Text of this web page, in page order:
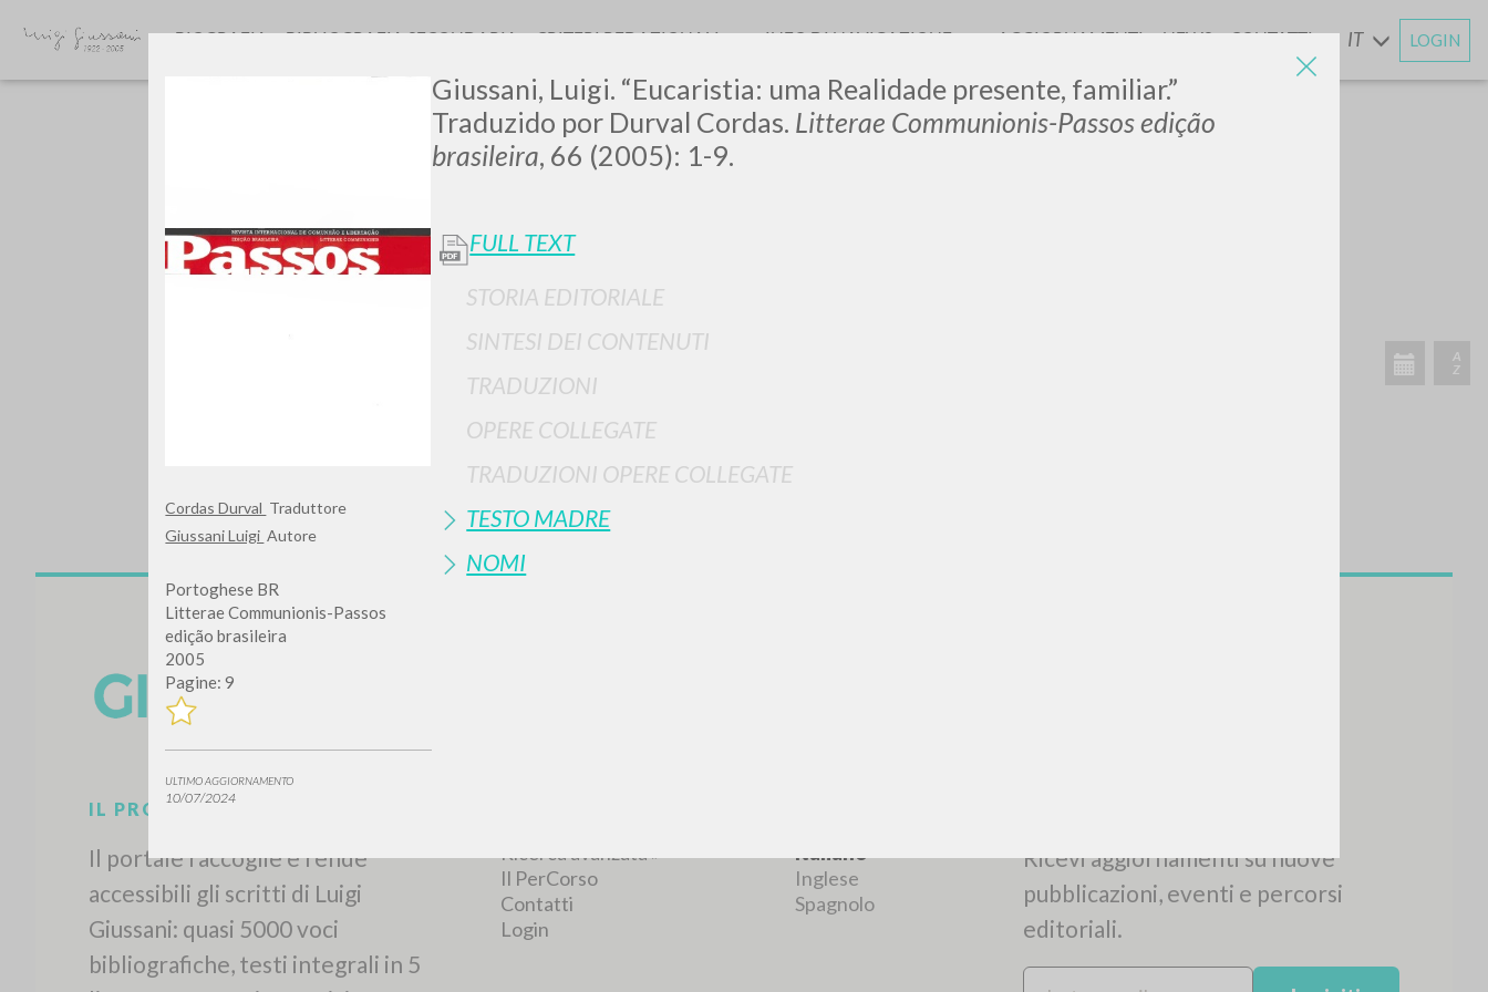
Cordas Durval Traduttore
Giussani Luigi Autore
Portoghese BR
Litterae Communionis-Passos
edição brasileira
2005
Pagine: 9
ULTIMO AGGIORNAMENTO
10/07/2024
Giussani, Luigi. “Eucaristia: uma Realidade presente, familiar.”
Traduzido por Durval Cordas. Litterae Communionis-Passos edição
brasileira, 66 (2005): 1-9.
FULL TEXT
STORIA EDITORIALE
SINTESI DEI CONTENUTI
TRADUZIONI
OPERE COLLEGATE
TRADUZIONI OPERE COLLEGATE
TESTO MADRE
NOMI
LUIGI
GIUSSANI
scritti
BIOGRAFIA BIBLIOGRAFIA SECONDARIA CRITERI REDAZIONALI INFO DI NAVIGAZIONE AGGIORNAMENTIENEWS CONTATTI IT LOGIN
TIPOLOGIA OPERA LINGUA ATTIVITÀ RECENTI